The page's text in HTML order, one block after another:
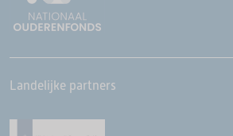
Landelijke partners